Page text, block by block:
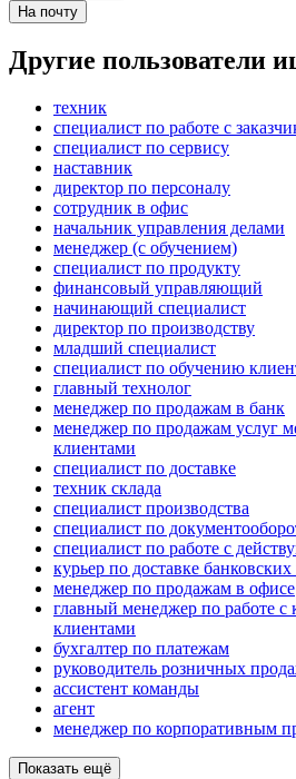
На почту
Другие пользователи
техник
специалист по работе с
специалист по сервису
наставник
директор по персоналу
сотрудник в офис
начальник управления делами
менеджер (с обучением)
специалист по продукту
финансовый управляющий
начинающий специалист
директор по производству
младший специалист
специалист по обучению
главный технолог
менеджер по продажам в банк
менеджер по продажам услуг
клиентами
специалист по доставке
техник склада
специалист производства
специалист по
специалист по работе с
курьер по доставке банковских
менеджер по продажам в офисе
главный менеджер по работе с
клиентами
бухгалтер по платежам
руководитель розничных
ассистент команды
агент
менеджер по корпоративным
Показать ещё